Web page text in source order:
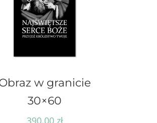
w granicie
30×60
390.00 zł